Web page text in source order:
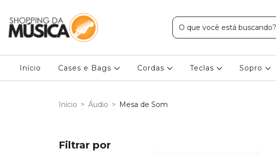
Início Cases e Bags Cordas Teclas Sopro
Início > Áudio > Mesa de Som
Filtrar por